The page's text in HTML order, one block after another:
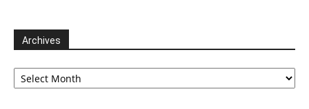
Archives
Archives